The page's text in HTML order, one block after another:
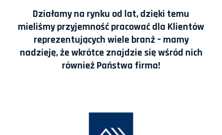
Działamy na rynku od lat, dzięki temu
mieliśmy przyjemność pracować dla Klientów
reprezentujących wiele branż – mamy
nadzieję, że wkrótce znajdzie się wśród nich
również Państwa firma!